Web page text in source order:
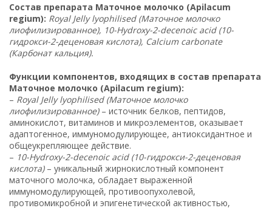
Состав препарата Маточное молочко (Apilacum
regium): Royal Jelly lyophilised (Маточное молочко
лиофилизированное), 10-Hydroxy-2-decenoic acid (10-
гидрокси-2-деценовая кислота), Calcium carbonate
(Карбонат кальция).
Функции компонентов, входящих в состав препарата
Маточное молочко (Apilacum regium):
– Royal Jelly lyophilised (Маточное молочко
лиофилизированное)– источник белков, пептидов,
аминокислот, витаминов и микроэлементов, оказывает
адаптогенное, иммуномодулирующее, антиоксидантное и
общеукрепляющее действие.
– 10-Hydroxy-2-decenoic acid (10-гидрокси-2-деценовая
кислота)– уникальный жирнокислотный компонент
маточного молочка, обладает выраженной
иммуномодулирующей, противоопухолевой,
противомикробной и эпигенетической активностью,